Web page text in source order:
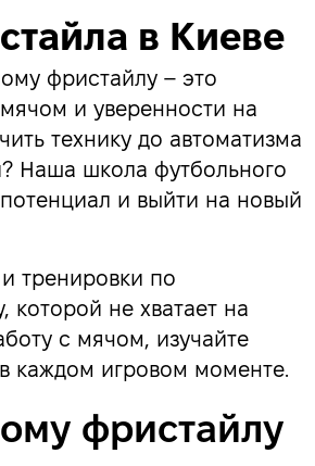
в Киеве
фристайлу – это
и уверенности на
технику до автоматизма
Наша школа футбольного
и выйти на новый
тренировки по
которой не хватает на
с мячом, изучайте
каждом игровом моменте.
фристайлу